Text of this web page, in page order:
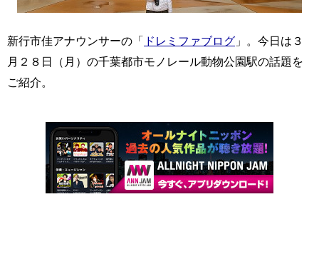
新行市佳アナウンサーの「 ドレミファブログ 」。今日は３
月２８日（月）の千葉都市モノレール動物公園駅の話題を
ご紹介。